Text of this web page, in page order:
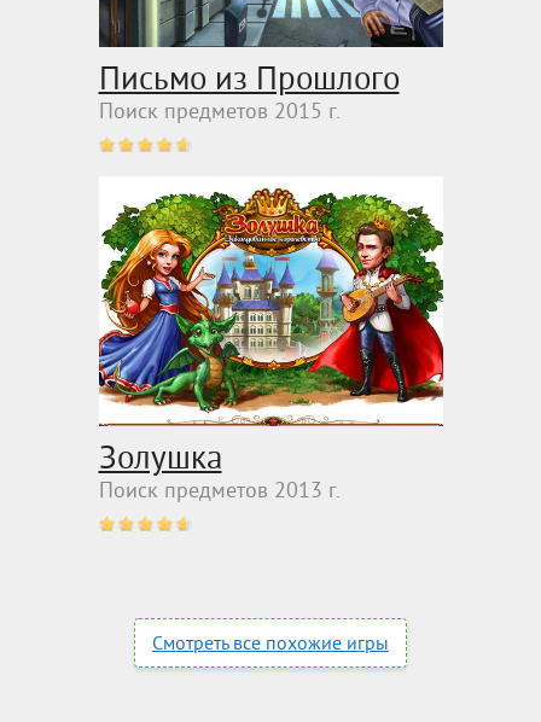
Письмо из Прошлого
Поиск предметов 2015 г.
Золушка
Поиск предметов 2013 г.
Смотреть все похожие игры